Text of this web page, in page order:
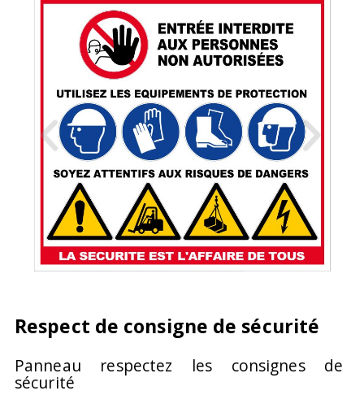
Respect de consigne de sécurité
Panneau respectez les consignes de
sécurité